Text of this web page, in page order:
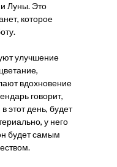
Луны. Это
которое
улучшение
вдохновение
говорит,
этот день, будет
у него
будет самым